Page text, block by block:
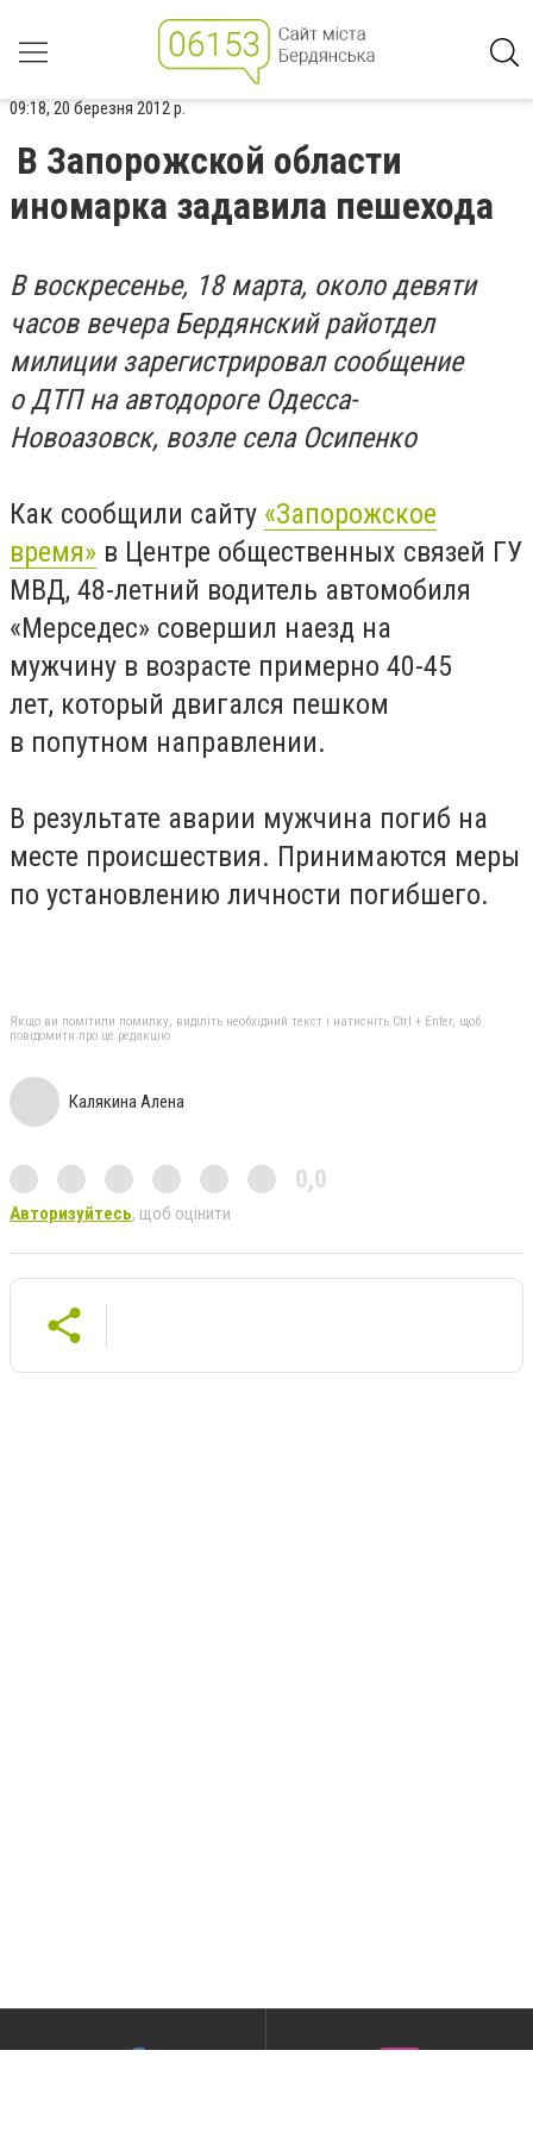
09:18, 20 березня 2012 р.
В Запорожской области
иномарка задавила пешехода
В воскресенье, 18 марта, около девяти
часов вечера Бердянский райотдел
милиции зарегистрировал сообщение
о ДТП на автодороге Одесса-
Новоазовск, возле села Осипенко
Как сообщили сайту «Запорожское
время» в Центре общественных связей ГУ
МВД, 48-летний водитель автомобиля
«Мерседес» совершил наезд на
мужчину в возрасте примерно 40-45
лет, который двигался пешком
в попутном направлении.
В результате аварии мужчина погиб на
месте происшествия. Принимаются меры
по установлению личности погибшего.
Якщо ви помітили помилку, виділіть необхідний текст і натисніть Ctrl + Enter, щоб
повідомити про це редакцію
Калякина Алена
0,0
Авторизуйтесь, щоб оцінити